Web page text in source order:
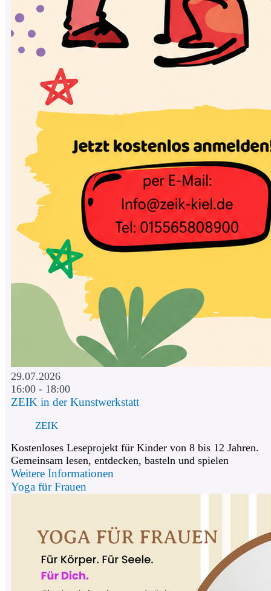
29.07.2026
16:00 - 18:00
ZEIK in der Kunstwerkstatt
ZEIK
Kostenloses Leseprojekt für Kinder von 8 bis 12 Jahren.
Gemeinsam lesen, entdecken, basteln und spielen
Weitere Informationen
Yoga für Frauen